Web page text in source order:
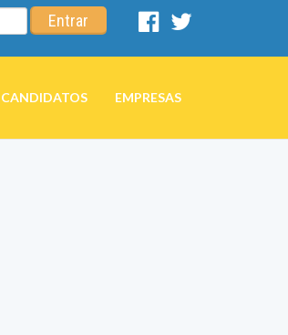
Entrar
Facebook
CANDIDATOS EMPRESAS